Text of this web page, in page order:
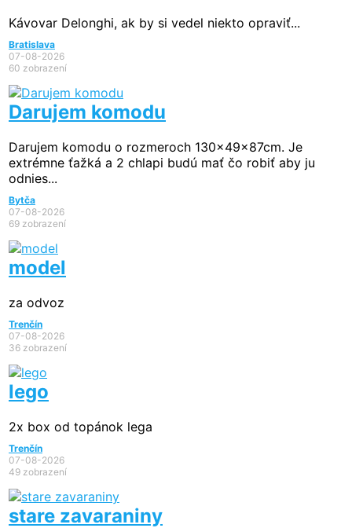
Kávovar Delonghi, ak by si vedel niekto opraviť...
Bratislava
07-08-2026
60 zobrazení
Darujem komodu
Darujem komodu o rozmeroch 130x49x87cm. Je
extrémne ťažká a 2 chlapi budú mať čo robiť aby ju
odnies...
Bytča
07-08-2026
69 zobrazení
model
za odvoz
Trenčín
07-08-2026
36 zobrazení
lego
2x box od topánok lega
Trenčín
07-08-2026
49 zobrazení
stare zavaraniny